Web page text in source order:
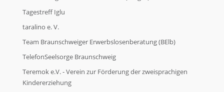
Tagestreff Iglu
taralino e. V.
Team Braunschweiger Erwerbslosenberatung (BElb)
TelefonSeelsorge Braunschweig
Teremok e.V. - Verein zur Förderung der zweisprachigen
Kindererziehung